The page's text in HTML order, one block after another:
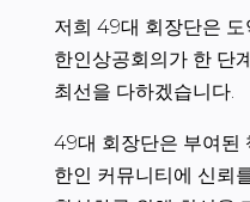
저희 49대 회장단은
한인상공회의가 한 단
최선을 다하겠습니다.
49대 회장단은 부여된
한인 커뮤니티에 신뢰